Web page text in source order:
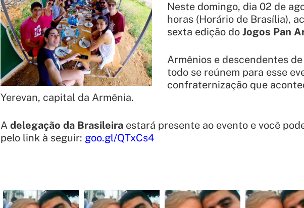
Neste domingo, dia 02 de
horas (Horário de Brasília),
sexta edição do Jogos Pan
Armênios e descendentes
todo se reúnem para esse
confraternização que
Yerevan, capital da Armênia.
A delegação da Brasileira estará presente ao evento e você
pelo link à seguir: goo.gl/QTxCs4